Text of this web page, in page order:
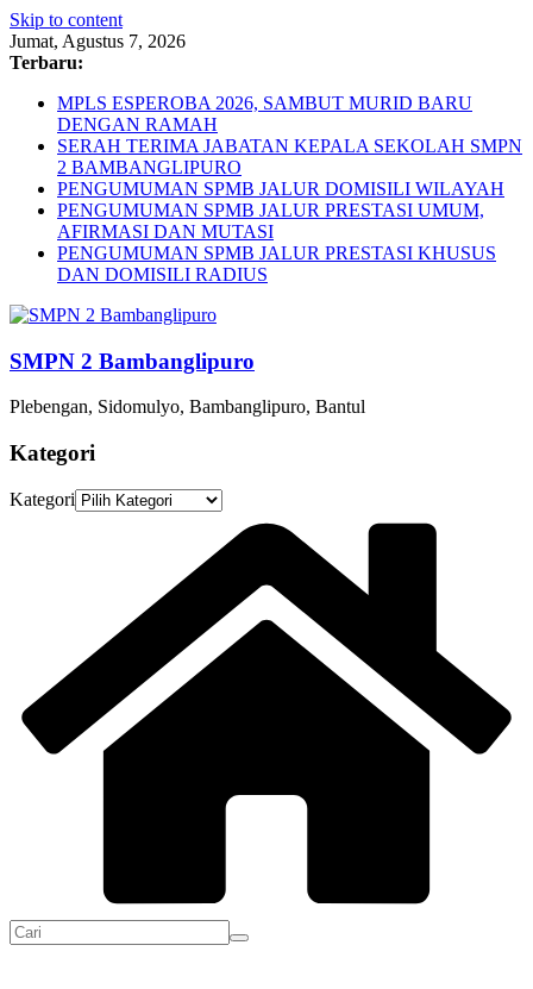
Skip to content
Jumat, Agustus 7, 2026
Terbaru:
MPLS ESPEROBA 2026, SAMBUT MURID BARU
DENGAN RAMAH
SERAH TERIMA JABATAN KEPALA SEKOLAH SMPN
2 BAMBANGLIPURO
PENGUMUMAN SPMB JALUR DOMISILI WILAYAH
PENGUMUMAN SPMB JALUR PRESTASI UMUM,
AFIRMASI DAN MUTASI
PENGUMUMAN SPMB JALUR PRESTASI KHUSUS
DAN DOMISILI RADIUS
SMPN 2 Bambanglipuro
Plebengan, Sidomulyo, Bambanglipuro, Bantul
Kategori
Kategori